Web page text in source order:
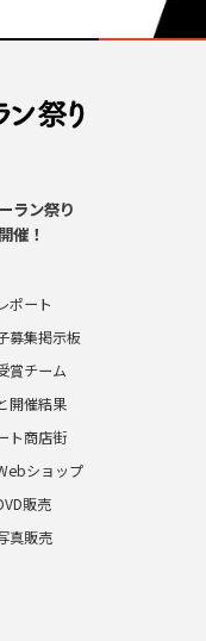
ラン祭り
催！
ポート
募集掲示板
賞チーム
開催結果
ト商店街
ショップ
販売
真販売